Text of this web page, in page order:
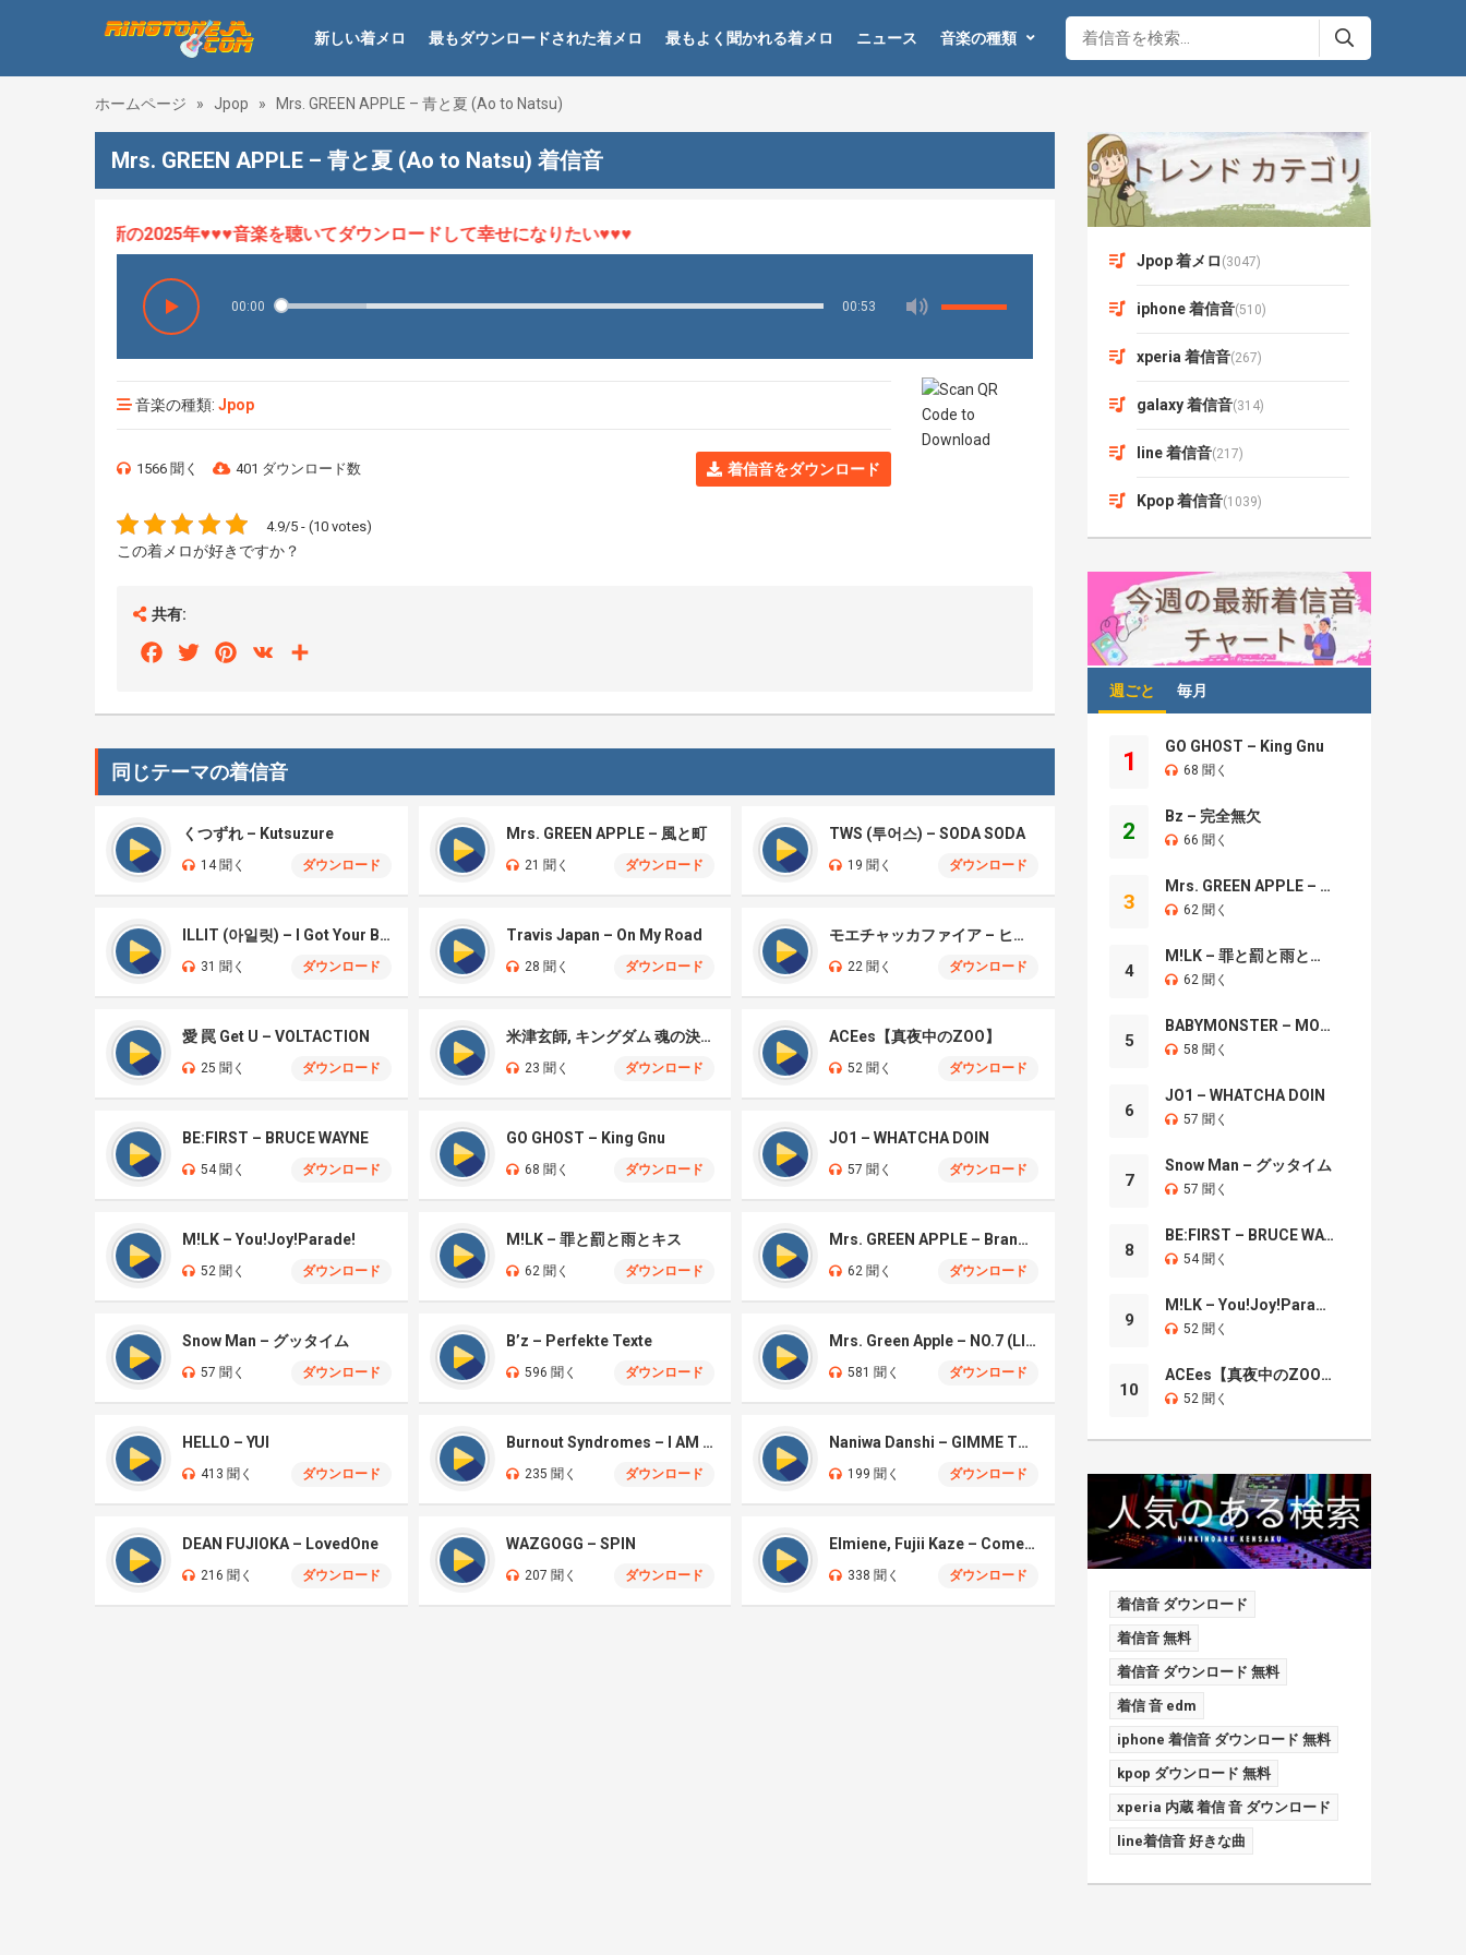
新しい着メロ 最もダウンロードされた着メロ 最もよく聞かれる着メロ ニュース 音楽の種類
ホームページ » Jpop » Mrs. GREEN APPLE – 青と夏 (Ao to Natsu)
Mrs. GREEN APPLE – 青と夏 (Ao to Natsu) 着信音
HOT、最新の2025年♥♥♥音楽を聴いてダウンロードして幸せになりたい♥♥♥
00:00 00:53
音楽の種類: Jpop
1566 聞く 401 ダウンロード数 着信音をダウンロード
4.9/5 - (10 votes)
この着メロが好きですか？
共有:
FacebookTwitterPinterest
VK
同じテーマの着信音
くつずれ – Kutsuzure
14 聞く ダウンロード
Mrs. GREEN APPLE – 風と町
21 聞く ダウンロード
TWS (투어스) – SODA SODA
19 聞く ダウンロード
ILLIT (아일릿) – I Got Your Back
31 聞く ダウンロード
Travis Japan – On My Road
28 聞く ダウンロード
モエチャッカファイア – ヒューゴ、狛野真斗、ライト、セヴェリアン (Cover )
22 聞く ダウンロード
愛 罠 Get U – VOLTACTION
25 聞く ダウンロード
米津玄師, キングダム 魂の決戦 – 公開記念PV
23 聞く ダウンロード
ACEes【真夜中のZOO】
52 聞く ダウンロード
BE:FIRST – BRUCE WAYNE
54 聞く ダウンロード
GO GHOST – King Gnu
68 聞く ダウンロード
JO1 – WHATCHA DOIN
57 聞く ダウンロード
M!LK – You!Joy!Parade!
52 聞く ダウンロード
M!LK – 罪と罰と雨とキス
62 聞く ダウンロード
Mrs. GREEN APPLE – Brand New
62 聞く ダウンロード
Snow Man – グッタイム
57 聞く ダウンロード
B’z – Perfekte Texte
596 聞く ダウンロード
Mrs. Green Apple – NO.7 (LIVE)
581 聞く ダウンロード
HELLO – YUI
413 聞く ダウンロード
Burnout Syndromes – I AM A HERO
235 聞く ダウンロード
Naniwa Danshi – GIMME THE DAY
199 聞く ダウンロード
DEAN FUJIOKA – LovedOne
216 聞く ダウンロード
WAZGOGG – SPIN
207 聞く ダウンロード
Elmiene, Fujii Kaze – Comets Gold
338 聞く ダウンロード
Jpop 着メロ (3047)
iphone 着信音(510)
xperia 着信音(267)
galaxy 着信音(314)
line 着信音(217)
Kpop 着信音(1039)
週ごと 毎月
1
GO GHOST – King Gnu
68 聞く
2
Bz – 完全無欠
66 聞く
3
Mrs. GREEN APPLE – Brand New
62 聞く
4
M!LK – 罪と罰と雨とキス
62 聞く
5
BABYMONSTER – MOON
58 聞く
6
JO1 – WHATCHA DOIN
57 聞く
7
Snow Man – グッタイム
57 聞く
8
BE:FIRST – BRUCE WAYNE
54 聞く
9
M!LK – You!Joy!Parade!
52 聞く
10
ACEes【真夜中のZOO】
52 聞く
着信音 ダウンロード
着信音 無料
着信音 ダウンロード 無料
着信 音 edm
iphone 着信音 ダウンロード 無料
kpop ダウンロード 無料
xperia 内蔵 着信 音 ダウンロード
line着信音 好きな曲